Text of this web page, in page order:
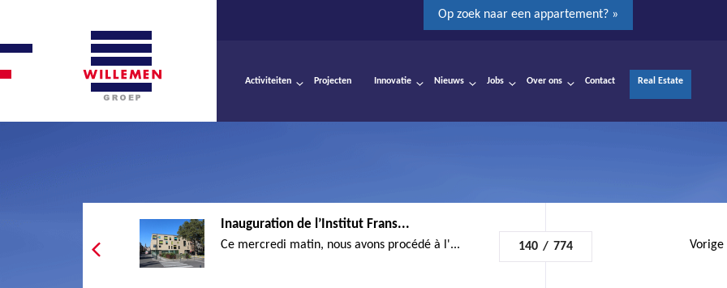
Op zoek naar een appartement? »
Activiteiten Projecten Innovatie Nieuws Jobs Over ons Contact Real Estate
Inauguration de l’Institut Frans...
Ce mercredi matin, nous avons procédé à l'... 140 / 774